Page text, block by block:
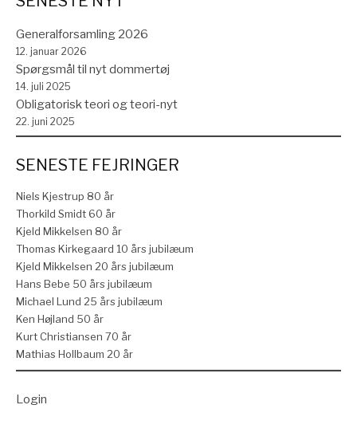
Generalforsamling 2026
12. januar 2026
Spørgsmål til nyt dommertøj
14. juli 2025
Obligatorisk teori og teori-nyt
22. juni 2025
SENESTE FEJRINGER
Niels Kjestrup 80 år
Thorkild Smidt 60 år
Kjeld Mikkelsen 80 år
Thomas Kirkegaard 10 års jubilæum
Kjeld Mikkelsen 20 års jubilæum
Hans Bebe 50 års jubilæum
Michael Lund 25 års jubilæum
Ken Højland 50 år
Kurt Christiansen 70 år
Mathias Hollbaum 20 år
Login